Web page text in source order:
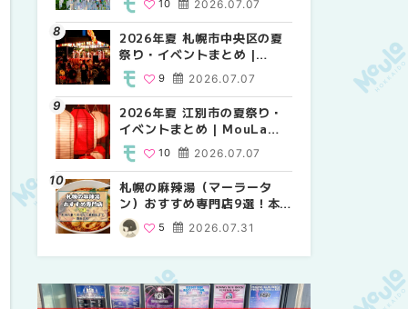
2026.07.07
10
2026年夏 札幌市中央区の夏
祭り・イベントまとめ |
MouLa HOKKAIDO
2026.07.07
9
2026年夏 江別市の夏祭り・
イベントまとめ | MouLa
HOKKAIDO 2026.07.07
10
札幌の麻辣湯（マーラータ
ン）おすすめ専門店9選！本
場の量り売りから最新店まで
徹底比較 | MouLa
2026.07.31
5
9
2026年夏 札幌市南区の夏祭
り・イベントまとめ |
8
2026年夏 札幌市中央区の夏
祭り・イベントまとめ |
9
2026年夏 恵庭市・千歳市の
夏祭り・イベントまとめ |
9
徹底比較 | MouLa
HOKKAIDO
5
2026年夏 札幌市豊平区の夏
祭り・イベントまとめ |
9
【新千歳空港】新カードラウ
ンジが開業。「SUPER
ラウンジアネックス）」をご
紹介！！ | MouLa
HOKKAIDO
18
2026年夏 札幌市南区の夏祭
り・イベントまとめ |
8